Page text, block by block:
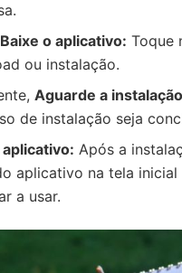
Baixe o aplicativo: Toque
ou instalação.
Aguarde a
de instalação seja
Após a
aplicativo na tela inicial
a usar.